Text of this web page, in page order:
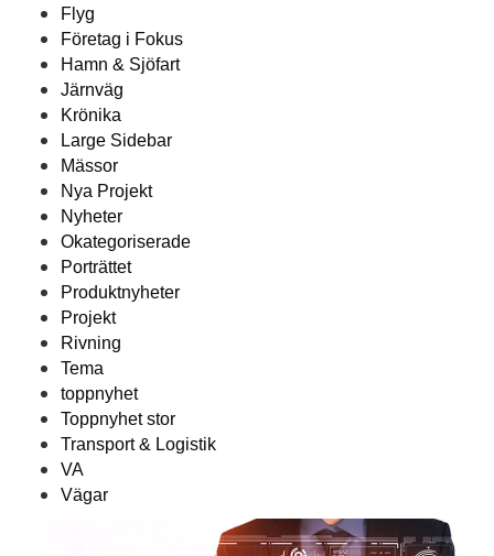
Flyg
Företag i Fokus
Hamn & Sjöfart
Järnväg
Krönika
Large Sidebar
Mässor
Nya Projekt
Nyheter
Okategoriserade
Porträttet
Produktnyheter
Projekt
Rivning
Tema
toppnyhet
Toppnyhet stor
Transport & Logistik
VA
Vägar